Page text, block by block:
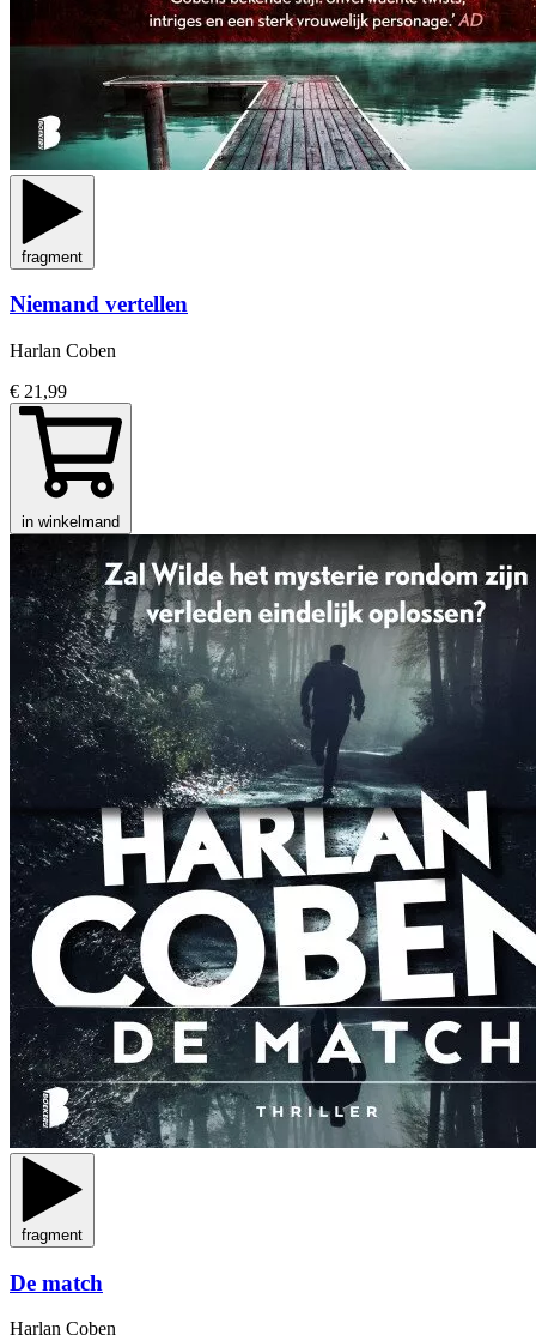
fragment
Niemand vertellen
Harlan Coben
€ 21,99
in winkelmand
fragment
De match
Harlan Coben